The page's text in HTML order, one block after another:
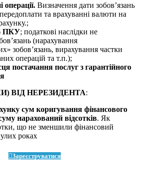
операції. Визначення дати зобов’язань
та врахуванні валюти на
ПКУ; податкові наслідки не
(нарахування
зобов’язань, вирахування частки
операцій та т.п.);
постачання послуг з гарантійного
ВІД НЕРЕЗИДЕНТА:
сум коригування фінансового
нарахований відсотків. Як
що не зменшили фінансовий
роках
Зареєструватися